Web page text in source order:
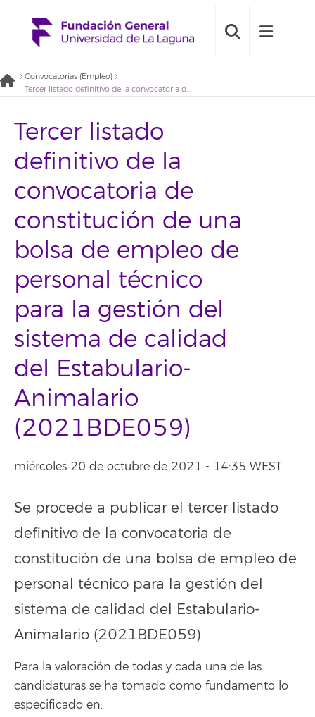
Convocatorias (Empleo)
Tercer listado definitivo de la convocatoria de constitución de una bolsa de empleo de personal técnico para la gestión del sistema de calidad del Estabulario- Animalario (2021BDE059)
Tercer listado
definitivo de la
convocatoria de
constitución de una
bolsa de empleo de
personal técnico
para la gestión del
sistema de calidad
del Estabulario-
Animalario
(2021BDE059)
miércoles 20 de octubre de 2021 - 14:35 WEST
Se procede a publicar el tercer listado
definitivo de la convocatoria de
constitución de una bolsa de empleo de
personal técnico para la gestión del
sistema de calidad del Estabulario-
Animalario (2021BDE059)
Para la valoración de todas y cada una de las
candidaturas se ha tomado como fundamento lo
especificado en: